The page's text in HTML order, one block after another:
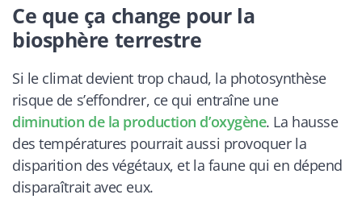
Ce que ça change pour la
biosphère terrestre
Si le climat devient trop chaud, la photosynthèse
risque de s’effondrer, ce qui entraîne une
diminution de la production d’oxygène. La hausse
des températures pourrait aussi provoquer la
disparition des végétaux, et la faune qui en dépend
disparaîtrait avec eux.